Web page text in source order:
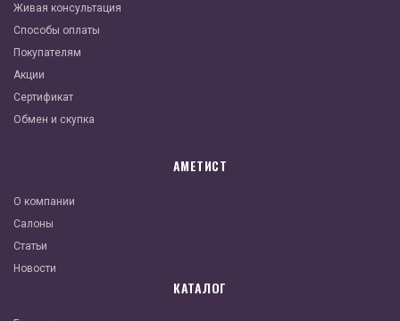
Живая консультация
Способы оплаты
Покупателям
Акции
Сертификат
Обмен и скупка
АМЕТИСТ
О компании
Салоны
Статьи
Новости
КАТАЛОГ